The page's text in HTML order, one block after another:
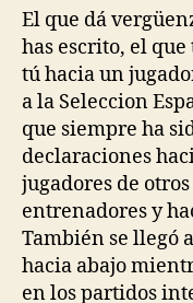
entrada
El que dá
has escrito, el
tú hacia un
a la Seleccion
que siempre ha
declaraciones
jugadores de
entrenadores y
También se llegó
hacia abajo
en los partidos